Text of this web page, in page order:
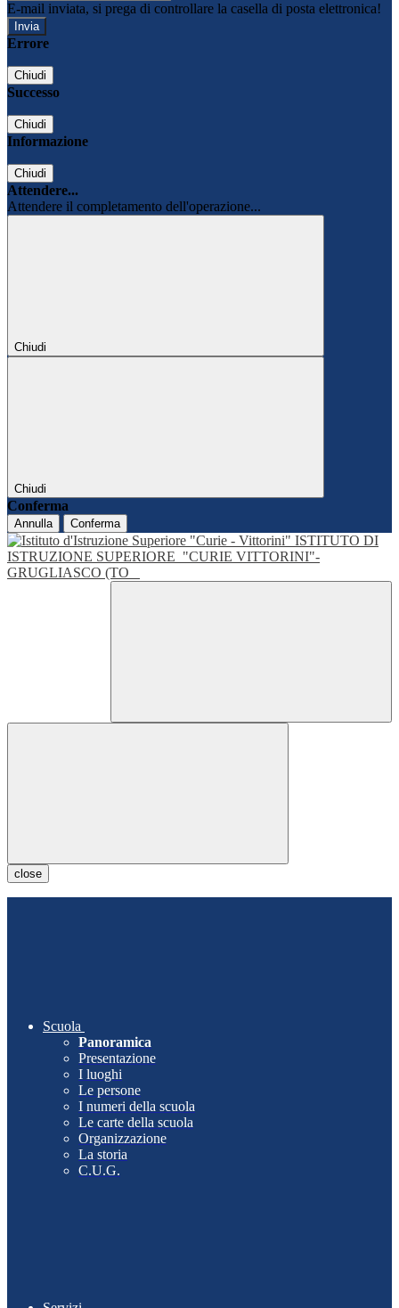
E-mail inviata, si prega di controllare la casella di posta elettronica!
Errore
Chiudi
Successo
Chiudi
Informazione
Chiudi
Attendere...
Attendere il completamento dell'operazione...
Chiudi
Chiudi
Conferma
Annulla Conferma
ISTITUTO DI
ISTRUZIONE SUPERIORE "CURIE VITTORINI"-
GRUGLIASCO (TO
close
Scuola
Panoramica
Presentazione
I luoghi
Le persone
I numeri della scuola
Le carte della scuola
Organizzazione
La storia
C.U.G.